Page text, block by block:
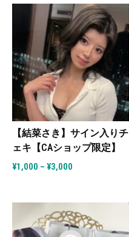
【結菜さき】サイン入りチ
ェキ【CAショップ限定】
¥1,000 – ¥3,000